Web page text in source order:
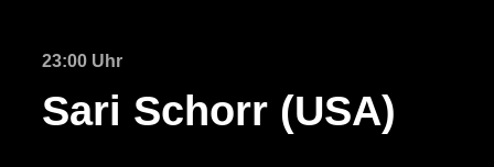
23:00 Uhr
Sari Schorr (USA)